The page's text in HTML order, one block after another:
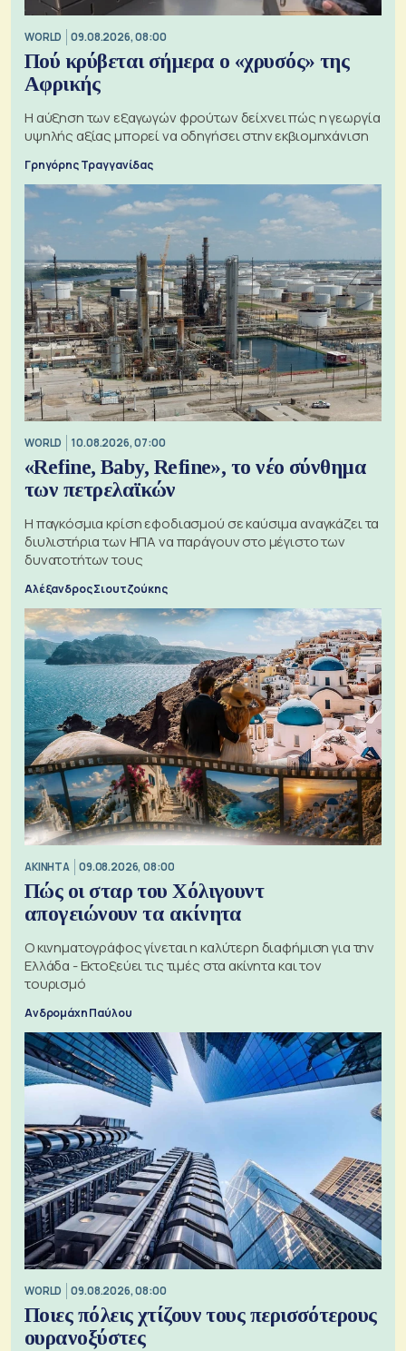
WORLD 09.08.2026, 08:00
Πού κρύβεται σήμερα ο «χρυσός» της
Αφρικής
Η αύξηση των εξαγωγών φρούτων δείχνει πώς η γεωργία
υψηλής αξίας μπορεί να οδηγήσει στην εκβιομηχάνιση
Γρηγόρης Τραγγανίδας
WORLD 10.08.2026, 07:00
«Refine, Baby, Refine», το νέο σύνθημα
των πετρελαϊκών
Η παγκόσμια κρίση εφοδιασμού σε καύσιμα αναγκάζει τα
διυλιστήρια των ΗΠΑ να παράγουν στο μέγιστο των
δυνατοτήτων τους
Αλέξανδρος Σιουτζούκης
ΑΚΙΝΗΤΑ 09.08.2026, 08:00
Πώς οι σταρ του Χόλιγουντ
απογειώνουν τα ακίνητα
Ο κινηματογράφος γίνεται η καλύτερη διαφήμιση για την
Ελλάδα - Εκτοξεύει τις τιμές στα ακίνητα και τον
τουρισμό
Ανδρομάχη Παύλου
WORLD 09.08.2026, 08:00
Ποιες πόλεις χτίζουν τους περισσότερους
ουρανοξύστες